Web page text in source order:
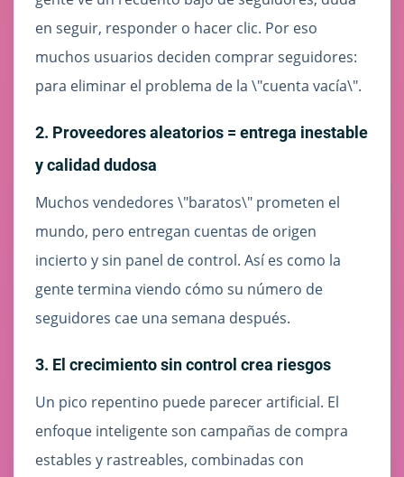
en seguir, responder o hacer clic. Por eso
muchos usuarios deciden comprar seguidores:
para eliminar el problema de la \"cuenta vacía\".
2. Proveedores aleatorios = entrega inestable
y calidad dudosa
Muchos vendedores \"baratos\" prometen el
mundo, pero entregan cuentas de origen
incierto y sin panel de control. Así es como la
gente termina viendo cómo su número de
seguidores cae una semana después.
3. El crecimiento sin control crea riesgos
Un pico repentino puede parecer artificial. El
enfoque inteligente son campañas de compra
estables y rastreables, combinadas con